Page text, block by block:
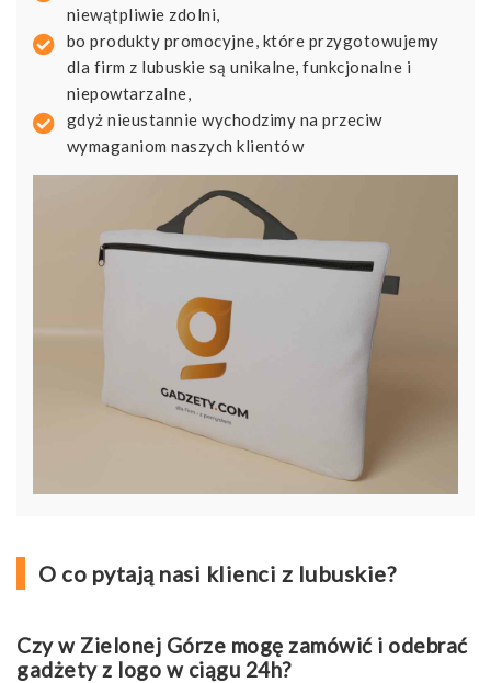
niewątpliwie zdolni,
bo produkty promocyjne, które przygotowujemy
dla firm z lubuskie są unikalne, funkcjonalne i
niepowtarzalne,
gdyż nieustannie wychodzimy na przeciw
wymaganiom naszych klientów
O co pytają nasi klienci z lubuskie?
Czy w Zielonej Górze mogę zamówić i odebrać
gadżety z logo w ciągu 24h?